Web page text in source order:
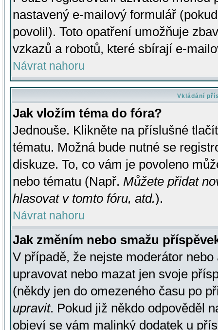
nastavený e-mailový formulář
povolil). Toto opatření umožňuje
vzkazů a robotů, které sbírají e-
Návrat nahoru
Vkládání
Jak vložím téma do fóra?
Jednouše. Klikněte na příslušné
tématu. Možná bude nutné se
diskuze. To, co vám je povoleno
nebo tématu (Např. Můžete přidat
hlasovat v tomto fóru, atd.).
Návrat nahoru
Jak změním nebo smažu
V případě, že nejste moderátor
upravovat nebo mazat jen svoje
(někdy jen do omezeného času po
upravit. Pokud již někdo odpověděl
objeví se vám malinký dodatek u